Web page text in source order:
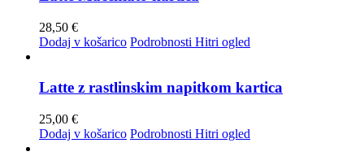
28,50 €
Dodaj v košarico Podrobnosti Hitri ogled
Latte z rastlinskim napitkom kartica
25,00 €
Dodaj v košarico Podrobnosti Hitri ogled